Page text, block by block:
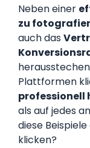
Neben einer
zu
auch das
Plattformen
professionell
als auf jedes
diese
klicken?